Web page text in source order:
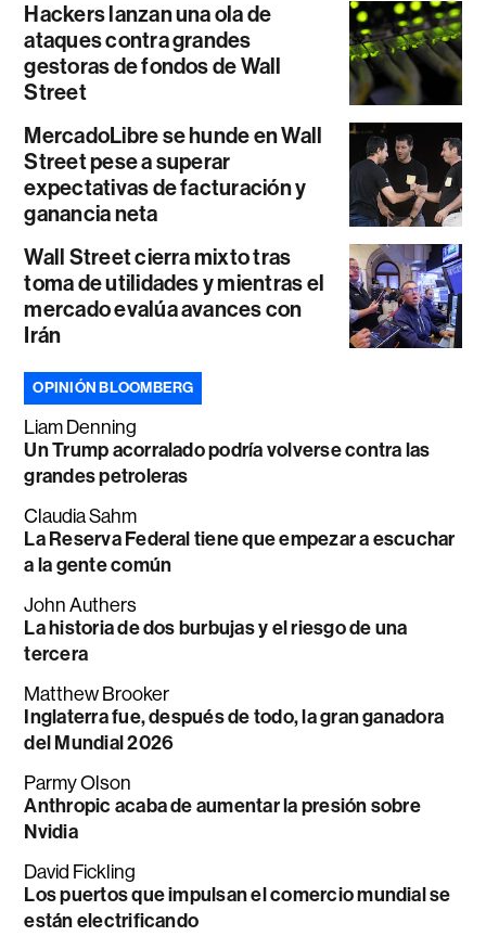
Hackers lanzan una ola de
ataques contra grandes
gestoras de fondos de Wall
Street
MercadoLibre se hunde en Wall
Street pese a superar
expectativas de facturación y
ganancia neta
Wall Street cierra mixto tras
toma de utilidades y mientras el
mercado evalúa avances con
Irán
OPINIÓN BLOOMBERG
Liam Denning
Un Trump acorralado podría volverse contra las
grandes petroleras
Claudia Sahm
La Reserva Federal tiene que empezar a escuchar
a la gente común
John Authers
La historia de dos burbujas y el riesgo de una
tercera
Matthew Brooker
Inglaterra fue, después de todo, la gran ganadora
del Mundial 2026
Parmy Olson
Anthropic acaba de aumentar la presión sobre
Nvidia
David Fickling
Los puertos que impulsan el comercio mundial se
están electrificando